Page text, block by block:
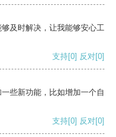
及时解决，让我能够安心工
支持[0] 反对[0]
些新功能，比如增加一个自
支持[0] 反对[0]